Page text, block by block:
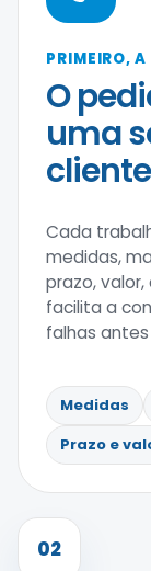
PRIMEIRO, A
O
uma
Cada
medidas,
prazo,
facilita a
falhas
Medidas
Prazo e
02